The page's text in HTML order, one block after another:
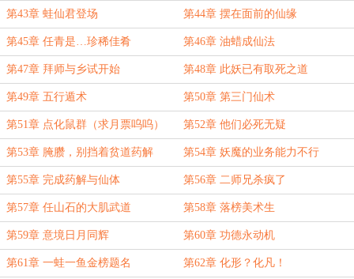
第43章 蛙仙君登场 第44章 摆在面前的仙缘
第45章 任青是…珍稀佳肴 第46章 油蜡成仙法
第47章 拜师与乡试开始 第48章 此妖已有取死之道
第49章 五行遁术 第50章 第三门仙术
第51章 点化鼠群（求月票呜呜） 第52章 他们必死无疑
第53章 腌臜，别挡着贫道药解 第54章 妖魔的业务能力不行
第55章 完成药解与仙体 第56章 二师兄杀疯了
第57章 任山石的大肌武道 第58章 落榜美术生
第59章 意境日月同辉 第60章 功德永动机
第61章 一蛙一鱼金榜题名 第62章 化形？化凡！